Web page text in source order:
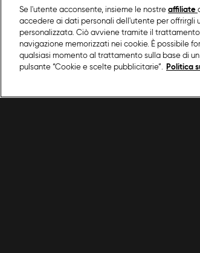
Se l'utente acconsente, insieme le nostre affiliate
accedere ai dati personali dell'utente per offrirgli
personalizzata. Ciò avviene tramite il
navigazione memorizzati nei cookie. È possibile
qualsiasi momento al trattamento sulla base di
pulsante “Cookie e scelte pubblicitarie”.
Politica